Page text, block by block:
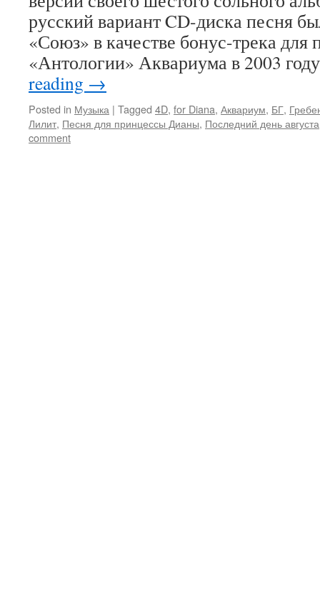
русский вариант CD-диска песня
«Союз» в качестве бонус-трека для
«Антологии» Аквариума в 2003
reading →
Posted in Музыка | Tagged 4D, for Diana, Аквариум, БГ,
Лилит, Песня для принцессы Дианы, Последний день августа
comment